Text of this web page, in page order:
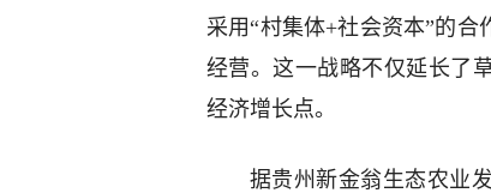
采用“村集体+社会资本”的
经营。这一战略不仅延长了
经济增长点。
据贵州新金翁生态农业